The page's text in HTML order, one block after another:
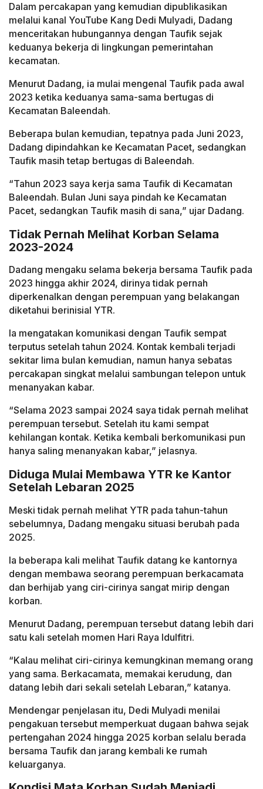
Dalam percakapan yang kemudian dipublikasikan
melalui kanal YouTube Kang Dedi Mulyadi, Dadang
menceritakan hubungannya dengan Taufik sejak
keduanya bekerja di lingkungan pemerintahan
kecamatan.
Menurut Dadang, ia mulai mengenal Taufik pada awal
2023 ketika keduanya sama-sama bertugas di
Kecamatan Baleendah.
Beberapa bulan kemudian, tepatnya pada Juni 2023,
Dadang dipindahkan ke Kecamatan Pacet, sedangkan
Taufik masih tetap bertugas di Baleendah.
“Tahun 2023 saya kerja sama Taufik di Kecamatan
Baleendah. Bulan Juni saya pindah ke Kecamatan
Pacet, sedangkan Taufik masih di sana,” ujar Dadang.
Tidak Pernah Melihat Korban Selama
2023-2024
Dadang mengaku selama bekerja bersama Taufik pada
2023 hingga akhir 2024, dirinya tidak pernah
diperkenalkan dengan perempuan yang belakangan
diketahui berinisial YTR.
Ia mengatakan komunikasi dengan Taufik sempat
terputus setelah tahun 2024. Kontak kembali terjadi
sekitar lima bulan kemudian, namun hanya sebatas
percakapan singkat melalui sambungan telepon untuk
menanyakan kabar.
“Selama 2023 sampai 2024 saya tidak pernah melihat
perempuan tersebut. Setelah itu kami sempat
kehilangan kontak. Ketika kembali berkomunikasi pun
hanya saling menanyakan kabar,” jelasnya.
Diduga Mulai Membawa YTR ke Kantor
Setelah Lebaran 2025
Meski tidak pernah melihat YTR pada tahun-tahun
sebelumnya, Dadang mengaku situasi berubah pada
2025.
Ia beberapa kali melihat Taufik datang ke kantornya
dengan membawa seorang perempuan berkacamata
dan berhijab yang ciri-cirinya sangat mirip dengan
korban.
Menurut Dadang, perempuan tersebut datang lebih dari
satu kali setelah momen Hari Raya Idulfitri.
“Kalau melihat ciri-cirinya kemungkinan memang orang
yang sama. Berkacamata, memakai kerudung, dan
datang lebih dari sekali setelah Lebaran,” katanya.
Mendengar penjelasan itu, Dedi Mulyadi menilai
pengakuan tersebut memperkuat dugaan bahwa sejak
pertengahan 2024 hingga 2025 korban selalu berada
bersama Taufik dan jarang kembali ke rumah
keluarganya.